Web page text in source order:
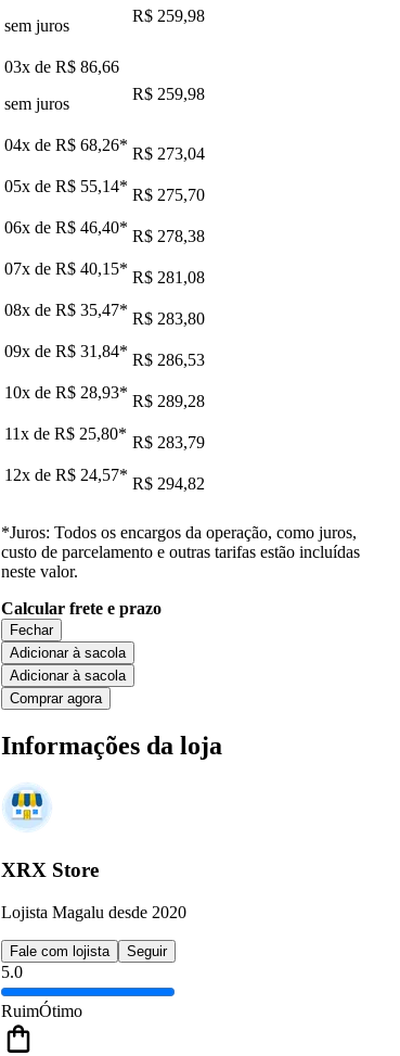
sem juros
R$ 259,98
03x de R$ 86,66
sem juros
R$ 259,98
04x de R$ 68,26* R$ 273,04
05x de R$ 55,14* R$ 275,70
06x de R$ 46,40* R$ 278,38
07x de R$ 40,15* R$ 281,08
08x de R$ 35,47* R$ 283,80
09x de R$ 31,84* R$ 286,53
10x de R$ 28,93* R$ 289,28
11x de R$ 25,80* R$ 283,79
12x de R$ 24,57* R$ 294,82
*Juros: Todos os encargos da operação, como juros,
custo de parcelamento e outras tarifas estão incluídas
neste valor.
Calcular frete e prazo
Fechar
Adicionar à sacola
Adicionar à sacola
Comprar agora
Informações da loja
XRX Store
Lojista Magalu desde 2020
Fale com lojista Seguir
5.0
RuimÓtimo